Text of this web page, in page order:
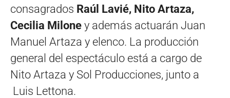
consagrados Raúl Lavié, Nito Artaza,
Cecilia Milone y además actuarán Juan
Manuel Artaza y elenco. La producción
general del espectáculo está a cargo de
Nito Artaza y Sol Producciones, junto a
Luis Lettona.